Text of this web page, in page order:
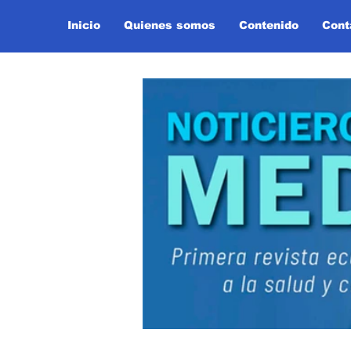
Inicio Quienes somos Contenido